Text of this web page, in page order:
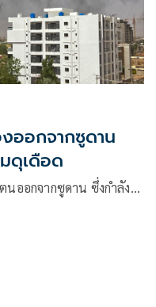
ออกจากซูดาน
ดุเดือด
ออกจากซูดาน ซึ่งกำลัง…